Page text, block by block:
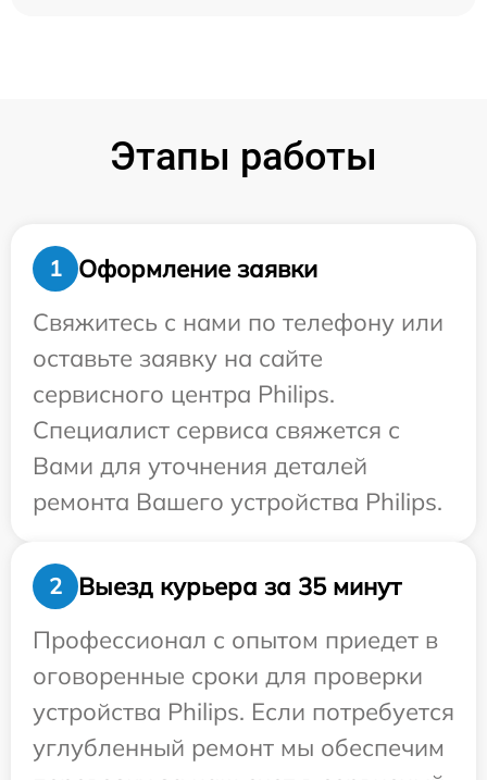
Этапы работы
1
Оформление заявки
Свяжитесь с нами по телефону или
оставьте заявку на сайте
сервисного центра Philips.
Специалист сервиса свяжется с
Вами для уточнения деталей
ремонта Вашего устройства Philips.
2
Выезд курьера за 35 минут
Профессионал с опытом приедет в
оговоренные сроки для проверки
устройства Philips. Если потребуется
углубленный ремонт мы обеспечим